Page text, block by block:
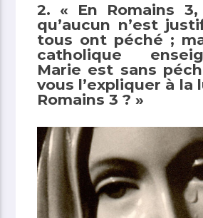
2. « En Romains
qu’aucun n’est
tous ont péché ;
catholique
Marie est sans
vous l’expliquer à la
Romains 3 ? »